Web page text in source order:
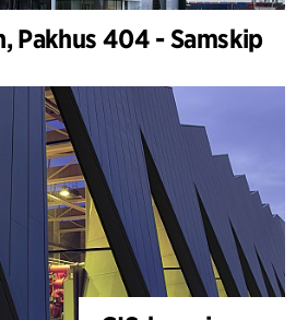
Pakhus 404 - Samskip